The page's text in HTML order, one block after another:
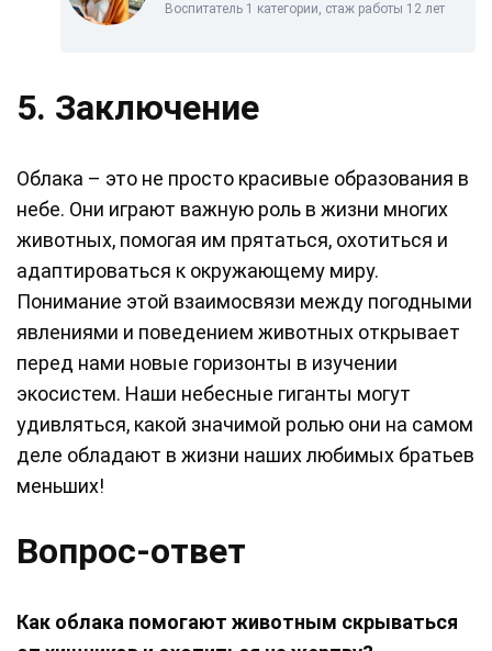
Воспитатель 1 категории, стаж работы 12 лет
5. Заключение
Облака – это не просто красивые образования в
небе. Они играют важную роль в жизни многих
животных, помогая им прятаться, охотиться и
адаптироваться к окружающему миру.
Понимание этой взаимосвязи между погодными
явлениями и поведением животных открывает
перед нами новые горизонты в изучении
экосистем. Наши небесные гиганты могут
удивляться, какой значимой ролью они на самом
деле обладают в жизни наших любимых братьев
меньших!
Вопрос-ответ
Как облака помогают животным скрываться